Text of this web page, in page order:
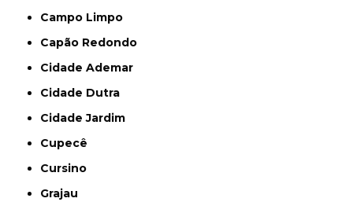
Campo Limpo
Capão Redondo
Cidade Ademar
Cidade Dutra
Cidade Jardim
Cupecê
Cursino
Grajau